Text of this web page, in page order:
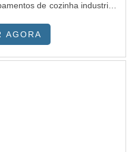
de cozinha industrial,
SOBRE A
em criar aos parceiros
de alta qualidade; Projetos
benefício.Sem perder o
de cozinha industrial, é
AGORA